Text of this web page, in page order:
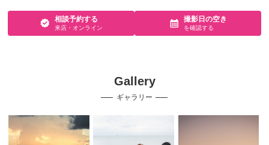
相談予約する
来店・オンライン
撮影日の空き
を確認する
Gallery
ギャラリー